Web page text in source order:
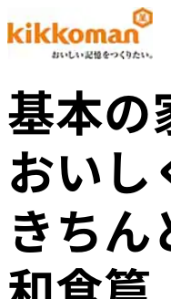
基本
おいし
きち